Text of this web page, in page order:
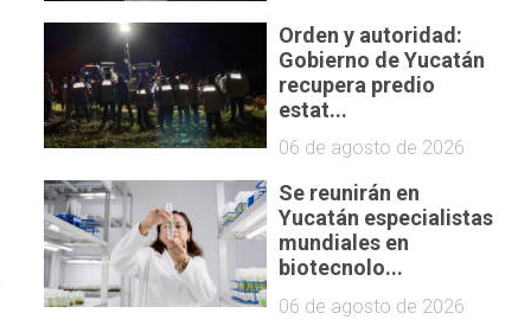
Orden y autoridad:
Gobierno de Yucatán
recupera predio
estat...
06 de agosto de 2026
Se reunirán en
Yucatán especialistas
mundiales en
biotecnolo...
06 de agosto de 2026